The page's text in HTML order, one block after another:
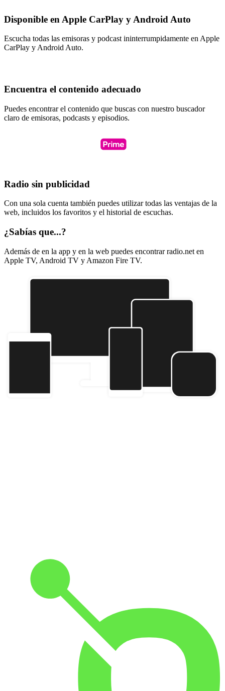
Disponible en Apple CarPlay y Android Auto
Escucha todas las emisoras y podcast ininterrumpidamente en Apple
CarPlay y Android Auto.
Encuentra el contenido adecuado
Puedes encontrar el contenido que buscas con nuestro buscador
claro de emisoras, podcasts y episodios.
Radio sin publicidad
Con una sola cuenta también puedes utilizar todas las ventajas de la
web, incluidos los favoritos y el historial de escuchas.
¿Sabías que...?
Además de en la app y en la web puedes encontrar radio.net en
Apple TV, Android TV y Amazon Fire TV.